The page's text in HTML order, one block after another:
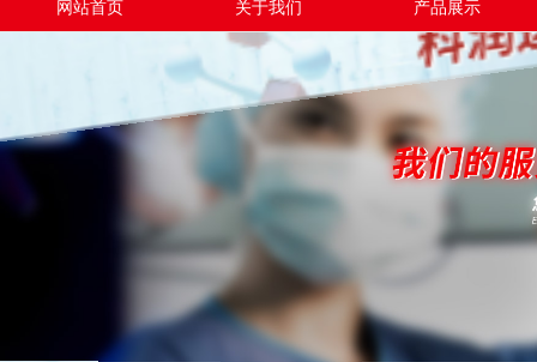
网站首页 关于我们 产品展示